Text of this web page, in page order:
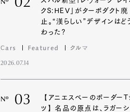
Nº 02
クS:HEV」がターボダクト廃
止。“漢らしい”デザインはど
わった?
Cars Featured クルマ
2026.07.14
Nº 03
【アニエスベーのボーダーT
ツ】名品の原点は、ラガーシ